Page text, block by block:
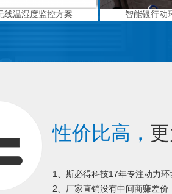
线温湿度监控方案 智能银行动
性价比高，
1、斯必得科技17年专注动力
2、厂家直销没有中间商赚差价